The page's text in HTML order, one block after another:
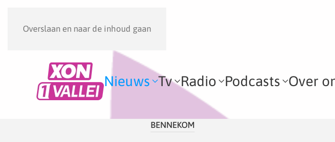
Overslaan en naar de inhoud gaan
Nieuws Tv Radio Podcasts Over
BENNEKOM